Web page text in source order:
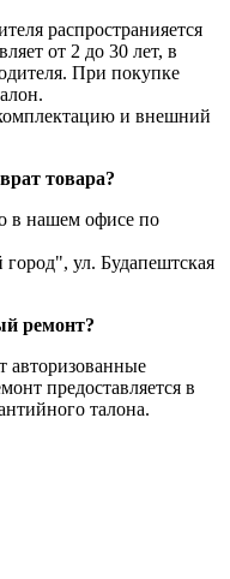
распространияется
от 2 до 30 лет, в
При покупке
и внешний
товара?
в нашем офисе по
ул. Будапештская
ремонт?
авторизованные
предоставляется в
талона.